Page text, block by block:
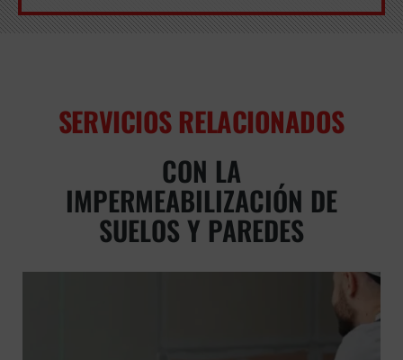
SERVICIOS RELACIONADOS
CON LA
IMPERMEABILIZACIÓN DE
SUELOS Y PAREDES